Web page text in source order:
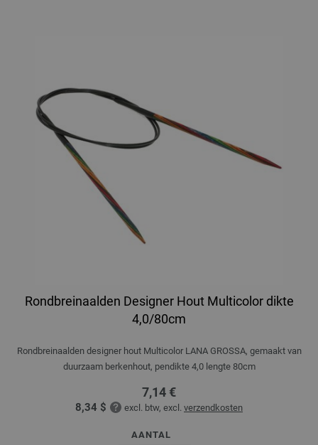
Rondbreinaalden Designer Hout Multicolor dikte
4,0/80cm
Rondbreinaalden designer hout Multicolor LANA GROSSA, gemaakt van
duurzaam berkenhout, pendikte 4,0 lengte 80cm
7,14 €
8,34 $ excl. btw, excl. verzendkosten
AANTAL